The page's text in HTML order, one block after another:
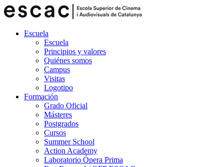
Escuela
Escuela
Principios y valores
Quiénes somos
Campus
Visitas
Logotipo
Formación
Grado Oficial
Másteres
Postgrados
Cursos
Summer School
Action Academy
Laboratorio Ópera Prima